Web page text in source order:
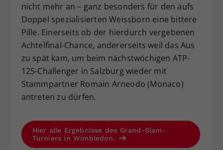
nicht mehr an – ganz besonders für den aufs
Doppel spezialisierten Weissborn eine bittere
Pille. Einerseits ob der hierdurch vergebenen
Achtelfinal-Chance, andererseits weil das Aus
zu spät kam, um beim nächstwöchigen ATP-
125-Challenger in Salzburg wieder mit
Stammpartner Romain Arneodo (Monaco)
antreten zu dürfen.
Hier alle Ergebnisse des Grand-Slam-
Turniers in Wimbledon.